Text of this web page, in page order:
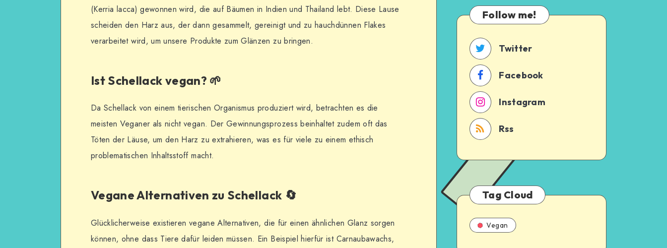
(Kerria lacca) gewonnen wird, die auf Bäumen in Indien und Thailand lebt. Diese Lause
scheiden den Harz aus, der dann gesammelt, gereinigt und zu hauchdünnen Flakes
verarbeitet wird, um unsere Produkte zum Glänzen zu bringen.
Ist Schellack vegan? 🌱
Da Schellack von einem tierischen Organismus produziert wird, betrachten es die
meisten Veganer als nicht vegan. Der Gewinnungsprozess beinhaltet zudem oft das
Töten der Läuse, um den Harz zu extrahieren, was es für viele zu einem ethisch
problematischen Inhaltsstoff macht.
Vegane Alternativen zu Schellack 🔄
Glücklicherweise existieren vegane Alternativen, die für einen ähnlichen Glanz sorgen
können, ohne dass Tiere dafür leiden müssen. Ein Beispiel hierfür ist Carnaubawachs,
Follow me!
Twitter
Facebook
Instagram
Rss
Tag Cloud
Vegan